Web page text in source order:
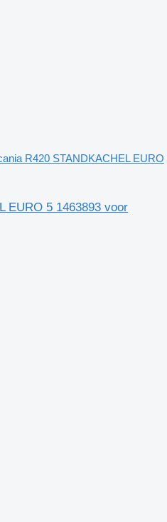
R420 STANDKACHEL EURO
EURO 5 1463893 voor